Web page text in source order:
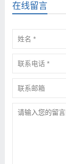
在线留言